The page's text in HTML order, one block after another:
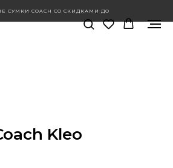
СУМКИ COACH СО СКИДКАМИ ДО
Kleo